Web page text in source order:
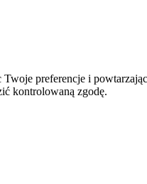
preferencje i
kontrolowaną zgodę.